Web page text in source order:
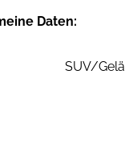
Daten:
SUV/